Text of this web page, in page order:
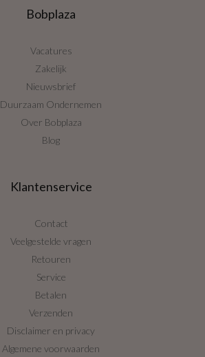
Bobplaza
Vacatures
Zakelijk
Nieuwsbrief
Duurzaam Ondernemen
Over Bobplaza
Blog
Klantenservice
Contact
Veelgestelde vragen
Retouren
Service
Betalen
Verzenden
Disclaimer en privacy
Algemene voorwaarden